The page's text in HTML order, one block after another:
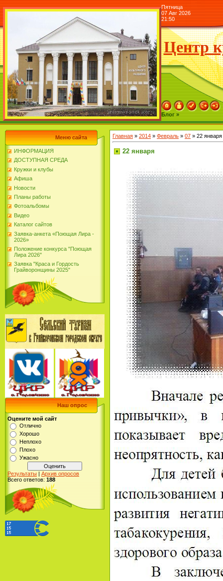
Пятница
07 Авг 2026
21:50
Центр
Блог »
Меню сайта
ИНФОРМАЦИЯ
ДОСТУПНАЯ СРЕДА
Кружки и клубы
Афиша
Новости
Планы работы
Фотоальбомы
Видео
Каталог сайтов
Заявка-анкета «Поющая Лира -
2026»
Положение конкурса "Поющая
Лира 2026"
Заявка "Краса и Гордость
Грайворонщины 2025"
Наш опрос
Оцените мой сайт
Отлично
Хорошо
Неплохо
Плохо
Ужасно
Результаты | Архив опросов
Всего ответов: 188
Главная » 2014 » Февраль » 07 » 22 января
22 января